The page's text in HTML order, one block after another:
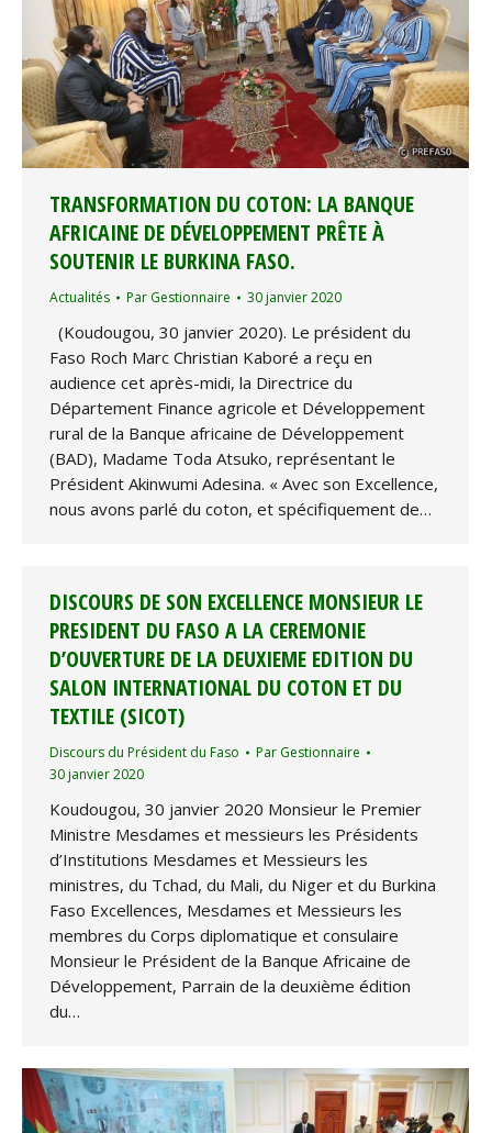
TRANSFORMATION DU COTON: LA BANQUE
AFRICAINE DE DÉVELOPPEMENT PRÊTE À
SOUTENIR LE BURKINA FASO.
Actualités Par Gestionnaire 30 janvier 2020
(Koudougou, 30 janvier 2020). Le président du
Faso Roch Marc Christian Kaboré a reçu en
audience cet après-midi, la Directrice du
Département Finance agricole et Développement
rural de la Banque africaine de Développement
(BAD), Madame Toda Atsuko, représentant le
Président Akinwumi Adesina. « Avec son Excellence,
nous avons parlé du coton, et spécifiquement de…
DISCOURS DE SON EXCELLENCE MONSIEUR LE
PRESIDENT DU FASO A LA CEREMONIE
D’OUVERTURE DE LA DEUXIEME EDITION DU
SALON INTERNATIONAL DU COTON ET DU
TEXTILE (SICOT)
Discours du Président du Faso Par Gestionnaire
30 janvier 2020
Koudougou, 30 janvier 2020 Monsieur le Premier
Ministre Mesdames et messieurs les Présidents
d’Institutions Mesdames et Messieurs les
ministres, du Tchad, du Mali, du Niger et du Burkina
Faso Excellences, Mesdames et Messieurs les
membres du Corps diplomatique et consulaire
Monsieur le Président de la Banque Africaine de
Développement, Parrain de la deuxième édition
du…